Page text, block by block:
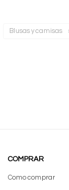
Blusas y camisas
COMPRAR
Como comprar